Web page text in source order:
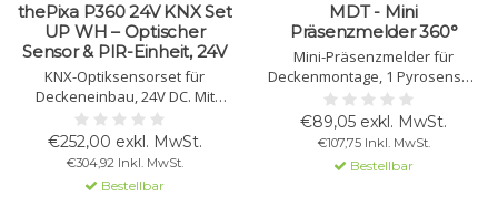
thePixa P360 24V KNX Set
UP WH – Optischer
Sensor & PIR-Einheit, 24V
KNX-Optiksensorset für
Deckeneinbau, 24V DC. Mit
optischem Sensor und PIR-
Einheit. Rechteckiges
Erfassungsfeld, Licht- und
Präsenzsteuerung,
Temperatursensor.
€252,00 exkl. MwSt.
€304,92 Inkl. MwSt.
Bestellbar
MDT - Mini
Präsenzmelder 360°
Mini-Präsenzmelder für
Deckenmontage, 1 Pyrosensor,
360° Erfassung, bis zu 4 m
Reichweite, Lichtsensor,
Buskopplung, geeignet für KNX-
Systeme.
€89,05 exkl. MwSt.
€107,75 Inkl. MwSt.
Bestellbar